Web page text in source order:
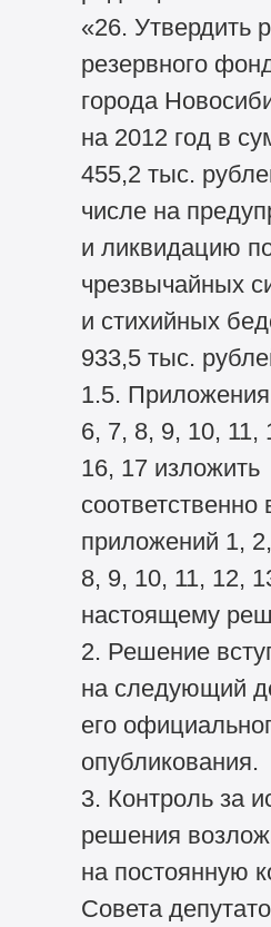
«26. Утвердить
резервного
города
на 2012 год в
455,2 тыс.
числе на
и ликвидацию
чрезвычайных
и стихийных
933,5 тыс.
1.5.
6, 7, 8, 9, 10, 11,
16, 17 изложить
соответственно
приложений 1,
8, 9, 10, 11, 12,
настоящему
2. Решение
на следующий
его
опубликования.
3. Контроль за
решения
на постоянную
Совета